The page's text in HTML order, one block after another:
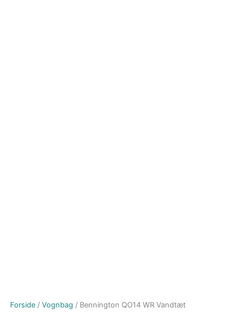
Forside / Vognbag / Bennington QO14 WR Vandtæt